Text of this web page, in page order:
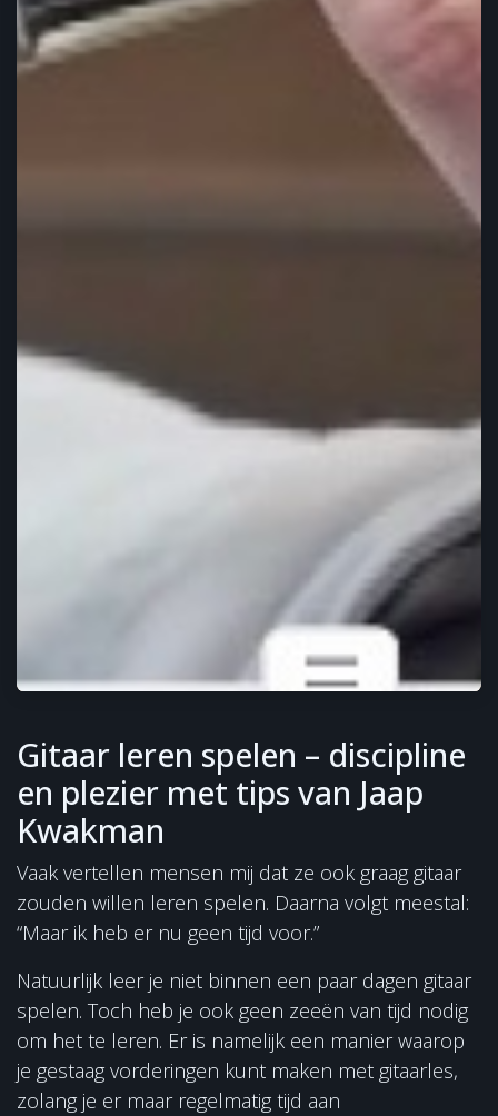
Gitaar leren spelen – discipline
en plezier met tips van Jaap
Kwakman
Vaak vertellen mensen mij dat ze ook graag gitaar
zouden willen leren spelen. Daarna volgt meestal:
“Maar ik heb er nu geen tijd voor.”
Natuurlijk leer je niet binnen een paar dagen gitaar
spelen. Toch heb je ook geen zeeën van tijd nodig
om het te leren. Er is namelijk een manier waarop
je gestaag vorderingen kunt maken met gitaarles,
zolang je er maar regelmatig tijd aan